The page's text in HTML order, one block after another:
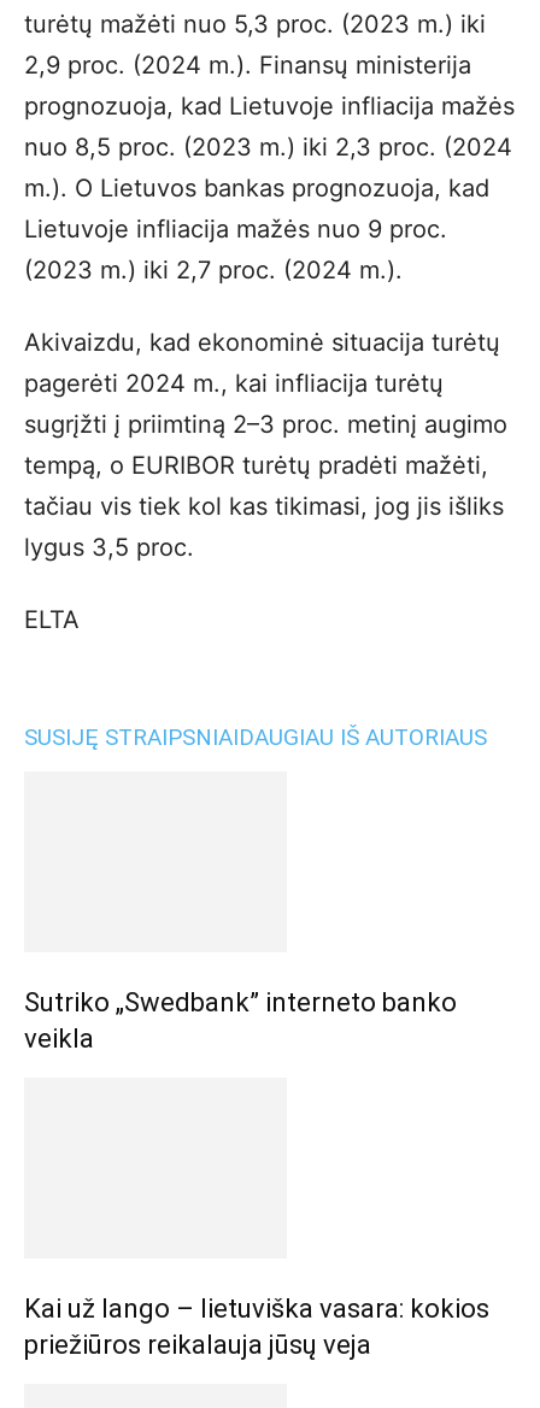
turėtų mažėti nuo 5,3 proc. (2023 m.) iki
2,9 proc. (2024 m.). Finansų ministerija
prognozuoja, kad Lietuvoje infliacija mažės
nuo 8,5 proc. (2023 m.) iki 2,3 proc. (2024
m.). O Lietuvos bankas prognozuoja, kad
Lietuvoje infliacija mažės nuo 9 proc.
(2023 m.) iki 2,7 proc. (2024 m.).
Akivaizdu, kad ekonominė situacija turėtų
pagerėti 2024 m., kai infliacija turėtų
sugrįžti į priimtiną 2–3 proc. metinį augimo
tempą, o EURIBOR turėtų pradėti mažėti,
tačiau vis tiek kol kas tikimasi, jog jis išliks
lygus 3,5 proc.
ELTA
SUSIJĘ STRAIPSNIAIDAUGIAU IŠ AUTORIAUS
Sutriko „Swedbank” interneto banko
veikla
Kai už lango – lietuviška vasara: kokios
priežiūros reikalauja jūsų veja